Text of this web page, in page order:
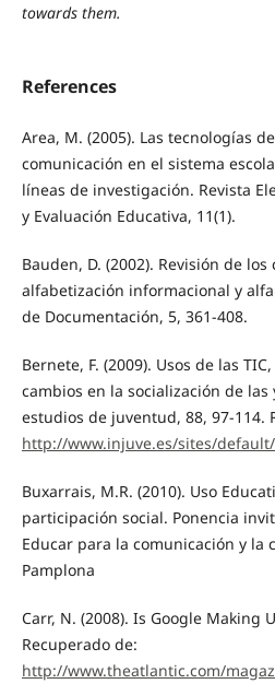
towards them.
References
Area, M. (2005). Las tecnologías
comunicación en el sistema
líneas de investigación. Revista
y Evaluación Educativa, 11(1).
Bauden, D. (2002). Revisión de
alfabetización informacional y
de Documentación, 5, 361-408.
Bernete, F. (2009). Usos de las
cambios en la socialización de las
estudios de juventud, 88, 97-114.
http://www.injuve.es/sites/
Buxarrais, M.R. (2010). Uso
participación social. Ponencia
Educar para la comunicación y la
Pamplona
Carr, N. (2008). Is Google Making
Recuperado de:
http://www.theatlantic.com/